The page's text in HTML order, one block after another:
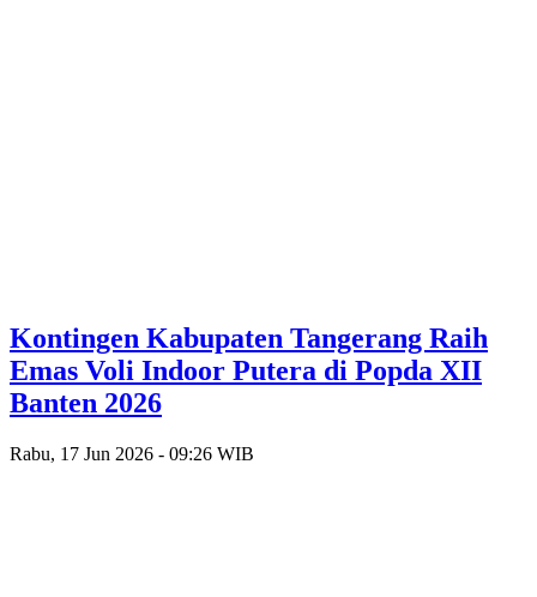
Kontingen Kabupaten Tangerang Raih
Emas Voli Indoor Putera di Popda XII
Banten 2026
Rabu, 17 Jun 2026 - 09:26 WIB